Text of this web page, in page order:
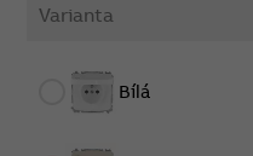
Varianta
Bílá